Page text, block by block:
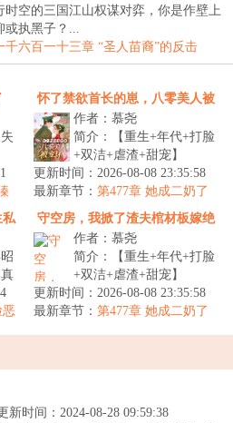
时空的三国江山权谋对弈，你是作壁上
或执黑子？...
千六百一十三章 “圣人苗裔”的反击
怀了禁欲首长的崽，八零美人被
宠坏
作者：慕尧
简介：【重生+年代+打脸
+双洁+虐渣+甜宠】
&lt;br/&gt;前世，姜云笙
新婚夜见着丈夫和小姑子
卿卿我我，愤怒...
更新时间：2026-08-08 23:35:58
最新章节： 第477章 她成二奶了
私
恶
守空房，我掀了渣夫棺材板嫁绝
嗣大佬
作者：慕尧
简介：【重生+年代+打脸
+双洁+虐渣+甜宠】
&lt;br/&gt;前世，姜云笙
新婚夜见着丈夫和小姑子
更新时间：2026-08-08 23:35:58
最新章节： 第477章 她成二奶了
新时间：2024-08-28 09:59:38